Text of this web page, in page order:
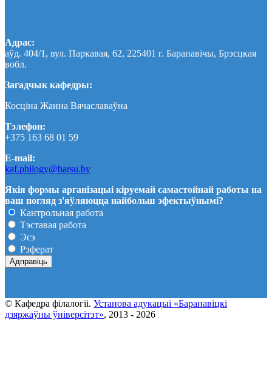
Адрас:
аўд. 404/1, вул. Паркавая, 62, 225401 г. Баранавічы, Брэсцкая
вобл.
Загадчык кафедры:
Косціна Жанна Вячаславаўна
Тэлефон:
+375 163 68 01 59
E-mail:
kaf.philogy@barsu.by
Якія формы арганізацыі кіруемай самастойнай работы на
ваш погляд з'яўляюцца найбольш эфектыўнымі?
Кантрольная работа
Тэставая работа
Эсэ
Рэферат
© Кафедра фiлалогii. Установа адукацыi «Баранавіцкі
дзяржаўны ўніверсітэт», 2013 - 2026